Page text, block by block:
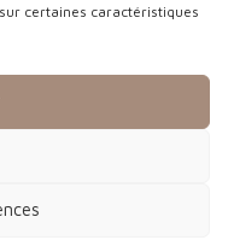
certaines caractéristiques